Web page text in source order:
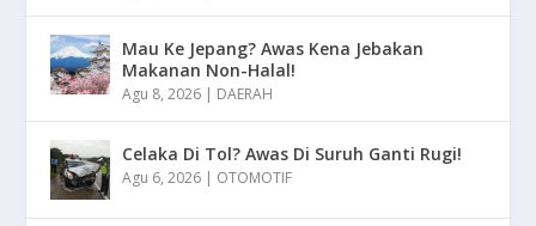
Mau Ke Jepang? Awas Kena Jebakan
Makanan Non-Halal!
Agu 8, 2026 | DAERAH
Celaka Di Tol? Awas Di Suruh Ganti Rugi!
Agu 6, 2026 | OTOMOTIF